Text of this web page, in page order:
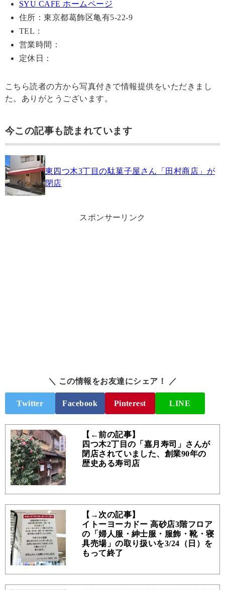
SYU CAFE ホームページ
住所：東京都葛飾区亀有5-22-9
TEL：
営業時間：
定休日：
こちら読者の方から写真付きで情報提供をいただきまし
た。ありがとうございます。
今この記事も読まれています
東四つ木3丁目の駄菓子屋さん「田村商店」が
閉店
スポンサーリンク
＼ この情報をお友達にシェア！ ／
Twitter Facebook Pinterest LINE
【←前の記事】
四つ木2丁目の「嘉月寿司」さんが
閉店されていました、創業90年の
歴史ある寿司店
【→次の記事】
イトーヨーカドー 高砂店3階フロア
の「婦人服・紳士服・服飾・靴・寝
具売場」の取り扱いを3/24（日）を
もって終了